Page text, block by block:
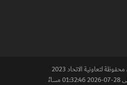
لتعاونية الاتحاد 2023